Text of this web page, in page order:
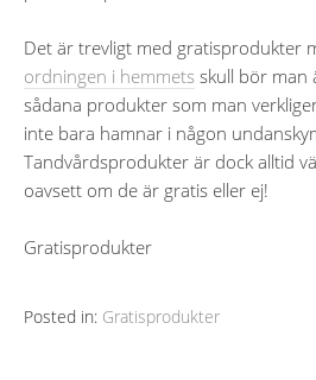
Det är trevligt med gratisprodukter
ordningen i hemmets skull bör man
sådana produkter som man
inte bara hamnar i någon
Tandvårdsprodukter är dock alltid
oavsett om de är gratis eller ej!
Gratisprodukter
Posted in: Gratisprodukter